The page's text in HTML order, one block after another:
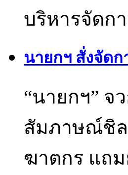
บริหารจัดก
นายกฯ สั่งจัดก
“นายกฯ” จ
สัมภาษณ์ชิล
ฆาตกร แถ